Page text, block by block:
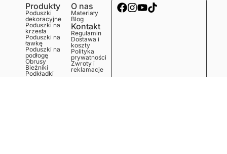
Produkty
Poduszki
dekoracyjne
Poduszki na
krzesła
Poduszki na
ławkę
Poduszki na
podłogę
Obrusy
Bieżniki
Podkładki
O nas
Materiały
Blog
Kontakt
Regulamin
Dostawa i
koszty
Polityka
prywatności
Zwroty i
reklamacje